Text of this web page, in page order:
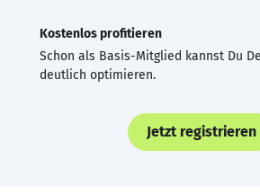
Kostenlos profitieren
Schon als Basis-Mitglied kannst Du
deutlich optimieren.
Jetzt registrieren